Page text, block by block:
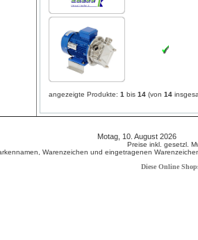
angezeigte Produkte: 1 bis 14 (von 14
Motag, 10. August 2026
Preise inkl. gesetzl.
Warenzeichen und eingetragenen
Diese Online